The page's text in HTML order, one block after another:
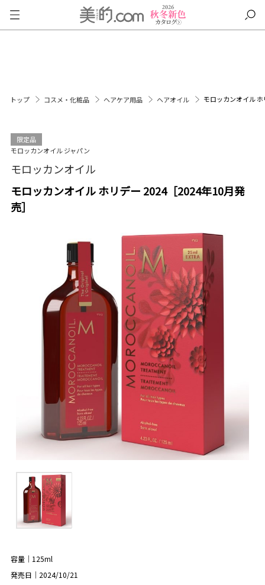
トップ コスメ・化粧品 ヘアケア用品 ヘアオイル モロッカンオイル
限定品
モロッカンオイル ジャパン
モロッカンオイル
モロッカンオイル ホリデー 2024［2024年10月発
売］
容量｜125ml
発売日｜2024/10/21